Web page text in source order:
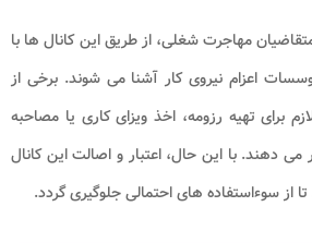
مهاجرت شغلی، از طریق این کانال ها با
اعزام نیروی کار آشنا می شوند. برخی از
برای تهیه رزومه، اخذ ویزای کاری یا مصاحبه
می دهند. با این حال، اعتبار و اصالت این کانال
از سوءاستفاده های احتمالی جلوگیری گردد.